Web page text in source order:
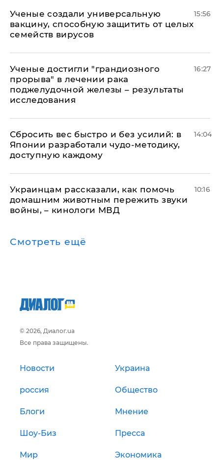
Ученые создали универсальную
вакцину, способную защитить от целых
семейств вирусов
15:56
Ученые достигли "грандиозного
прорыва" в лечении рака
поджелудочной железы – результаты
исследования
16:27
Сбросить вес быстро и без усилий: в
Японии разработали чудо-методику,
доступную каждому
14:04
Украинцам рассказали, как помочь
домашним животным пережить звуки
войны, – кинологи МВД
10:16
Смотреть ещё
© 2026, Диалог.ua
Все права защищены.
Новости Украина
россия Общество
Блоги Мнение
Шоу-Биз Пресса
Мир Экономика